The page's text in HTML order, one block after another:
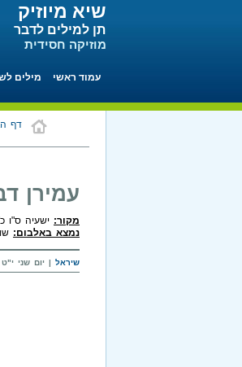
שיא מיוזיק
תן למילים לדבר
מוזיקה חסידית
עמוד ראשי מילים
דף
עמירן
מקור: ישעיה ס"ו
נמצא באלבום:
שיראל | יום שני י"ט אייר